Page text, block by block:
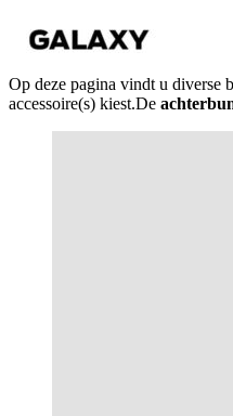
Op deze pagina vindt u diverse
accessoire(s) kiest.De